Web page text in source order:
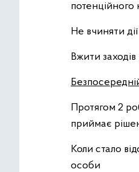
потенційного
Не вчиняти
Вжити
Протягом 2
приймає
Коли стало
особи